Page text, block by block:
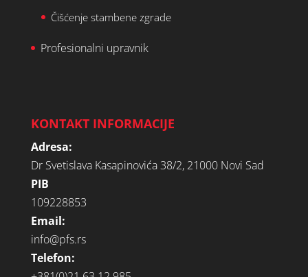
Čišćenje stambene zgrade
Profesionalni upravnik
KONTAKT INFORMACIJE
Adresa:
Dr Svetislava Kasapinovića 38/2, 21000 Novi Sad
PIB
109228853
Email:
info@pfs.rs
Telefon: